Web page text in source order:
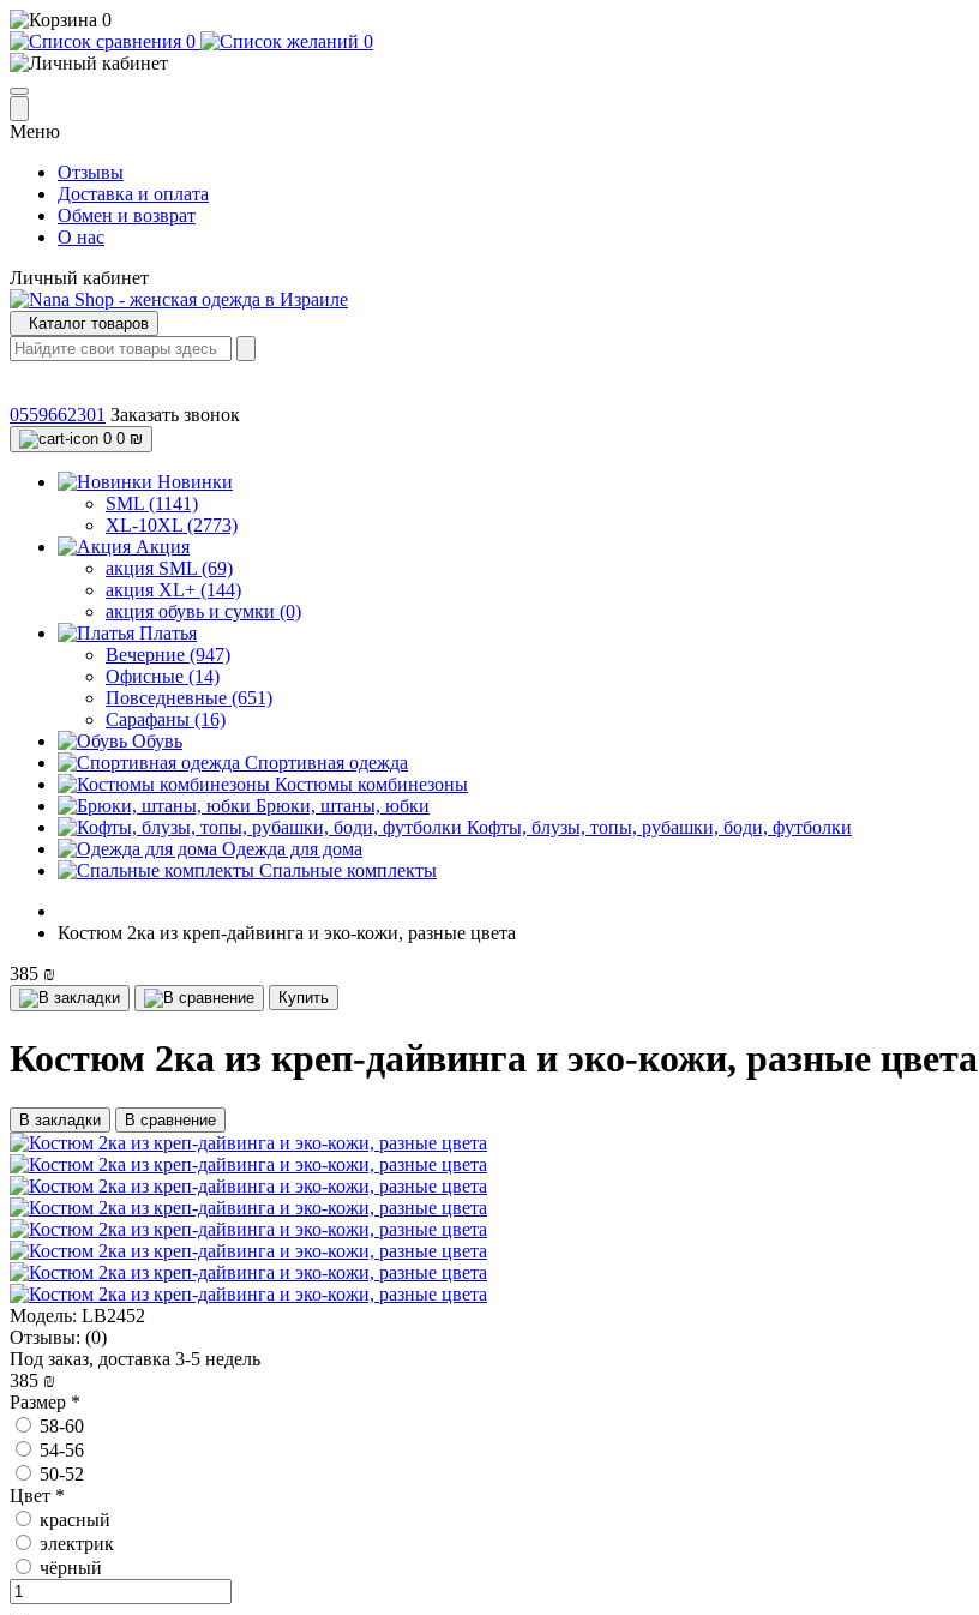
0
0
0
Меню
Отзывы
Доставка и оплата
Обмен и возврат
О нас
Личный кабинет
Каталог товаров
0559662301 Заказать звонок
0 0 ₪
Новинки
SML (1141)
XL-10XL (2773)
Акция
акция SML (69)
акция XL+ (144)
акция обувь и сумки (0)
Платья
Вечерние (947)
Офисные (14)
Повседневные (651)
Сарафаны (16)
Обувь
Спортивная одежда
Костюмы комбинезоны
Брюки, штаны, юбки
Кофты, блузы, топы, рубашки, боди, футболки
Одежда для дома
Спальные комплекты
Костюм 2ка из креп-дайвинга и эко-кожи, разные цвета
385 ₪
Купить
Костюм 2ка из креп-дайвинга и эко-кожи, разные цвета
В закладки В сравнение
Модель: LB2452
Отзывы: (0)
Под заказ, доставка 3-5 недель
385 ₪
Размер *
58-60
54-56
50-52
Цвет *
красный
электрик
чёрный